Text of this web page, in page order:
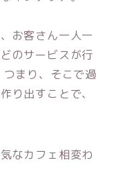
お客さん一人一
のサービスが行
まり、そこで過
り出すことで、
なカフェ相変わ